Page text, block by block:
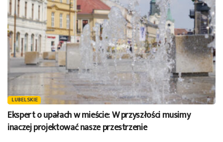
LUBELSKIE
Ekspert o upałach w mieście: W przyszłości musimy
inaczej projektować nasze przestrzenie